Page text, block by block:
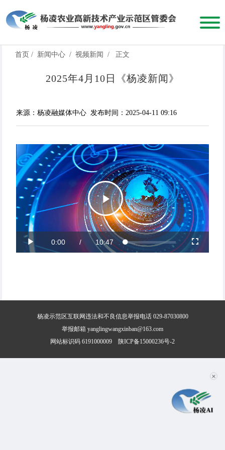
首页 / 新闻中心 / 视频新闻 / 正文
2025年4月10日《杨凌新闻》
来源：杨凌融媒体中心 发布时间：2025-04-11 09:16
Play
Video
Play Current
0:00 / Duration
10:47 Loaded:
1.54%
Fullscreen
杨凌示范区互联网违法和不良信息举报电话 029-87030800
举报邮箱 yanglingwangxinban@163.com
网站标识码 6191000009
陕ICP备15000236号-2
✕